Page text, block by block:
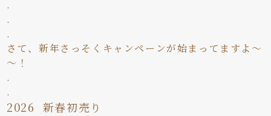
.
.
.
さて、新年さっそくキャンペーンが始まってますよ～
～！
.
.
2026 新春初売り